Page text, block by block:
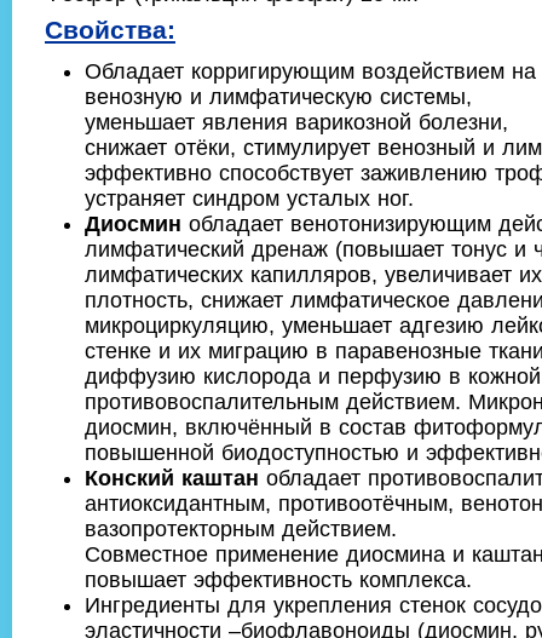
Свойства:
Обладает корригирующим воздействием на
венозную и лимфатическую системы,
уменьшает явления варикозной болезни,
снижает отёки, стимулирует венозный и
эффективно способствует заживлению
устраняет синдром усталых ног.
Диосмин обладает венотонизирующим
лимфатический дренаж (повышает тонус и
лимфатических капилляров, увеличивает
плотность, снижает лимфатическое
микроциркуляцию, уменьшает адгезию
стенке и их миграцию в паравенозные
диффузию кислорода и перфузию в кожной
противовоспалительным действием.
диосмин, включённый в состав
повышенной биодоступностью и
Конский каштан обладает
антиоксидантным, противоотёчным,
вазопротекторным действием.
Совместное применение диосмина и
повышает эффективность комплекса.
Ингредиенты для укрепления стенок
эластичности –биофлавоноиды (диосмин,